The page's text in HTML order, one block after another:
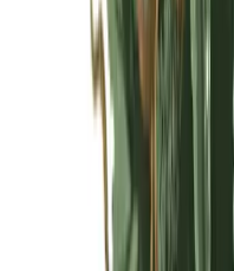
Live Rosin